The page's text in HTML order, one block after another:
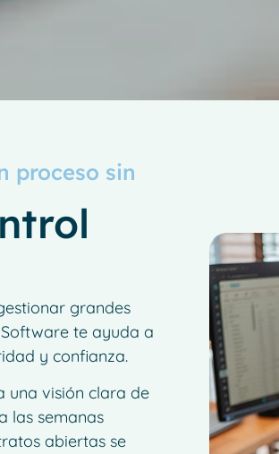
proceso sin
grandes
te ayuda a
y confianza.
una visión clara de
las semanas
abiertas se